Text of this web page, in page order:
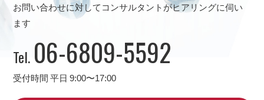
お問い合わせに対してコンサルタントがヒアリングに伺い
ます
Tel. 06-6809-5592
受付時間 平日 9:00〜17:00